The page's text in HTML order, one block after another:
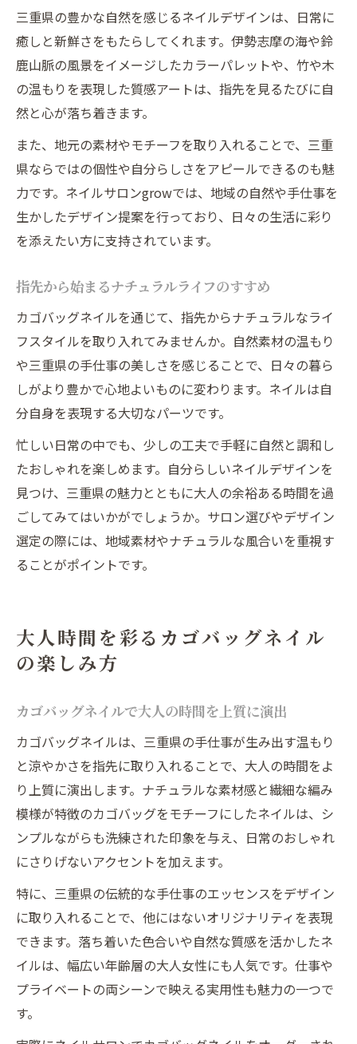
三重県の豊かな自然を感じるネイルデザインは、日常に
癒しと新鮮さをもたらしてくれます。伊勢志摩の海や鈴
鹿山脈の風景をイメージしたカラーパレットや、竹や木
の温もりを表現した質感アートは、指先を見るたびに自
然と心が落ち着きます。
また、地元の素材やモチーフを取り入れることで、三重
県ならではの個性や自分らしさをアピールできるのも魅
力です。ネイルサロンgrowでは、地域の自然や手仕事を
生かしたデザイン提案を行っており、日々の生活に彩り
を添えたい方に支持されています。
指先から始まるナチュラルライフのすすめ
カゴバッグネイルを通じて、指先からナチュラルなライ
フスタイルを取り入れてみませんか。自然素材の温もり
や三重県の手仕事の美しさを感じることで、日々の暮ら
しがより豊かで心地よいものに変わります。ネイルは自
分自身を表現する大切なパーツです。
忙しい日常の中でも、少しの工夫で手軽に自然と調和し
たおしゃれを楽しめます。自分らしいネイルデザインを
見つけ、三重県の魅力とともに大人の余裕ある時間を過
ごしてみてはいかがでしょうか。サロン選びやデザイン
選定の際には、地域素材やナチュラルな風合いを重視す
ることがポイントです。
大人時間を彩るカゴバッグネイル
の楽しみ方
カゴバッグネイルで大人の時間を上質に演出
カゴバッグネイルは、三重県の手仕事が生み出す温もり
と涼やかさを指先に取り入れることで、大人の時間をよ
り上質に演出します。ナチュラルな素材感と繊細な編み
模様が特徴のカゴバッグをモチーフにしたネイルは、シ
ンプルながらも洗練された印象を与え、日常のおしゃれ
にさりげないアクセントを加えます。
特に、三重県の伝統的な手仕事のエッセンスをデザイン
に取り入れることで、他にはないオリジナリティを表現
できます。落ち着いた色合いや自然な質感を活かしたネ
イルは、幅広い年齢層の大人女性にも人気です。仕事や
プライベートの両シーンで映える実用性も魅力の一つで
す。